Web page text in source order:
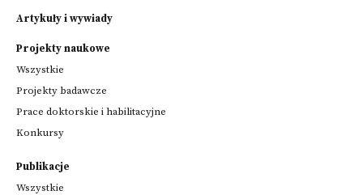
Artykuły i wywiady
Projekty naukowe
Wszystkie
Projekty badawcze
Prace doktorskie i habilitacyjne
Konkursy
Publikacje
Wszystkie